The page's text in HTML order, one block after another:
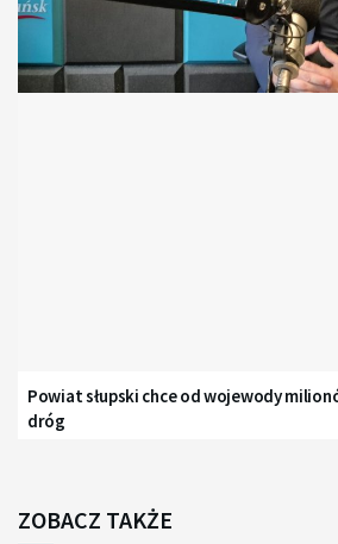
Powiat słupski chce od wojewody
dróg
ZOBACZ TAKŻE